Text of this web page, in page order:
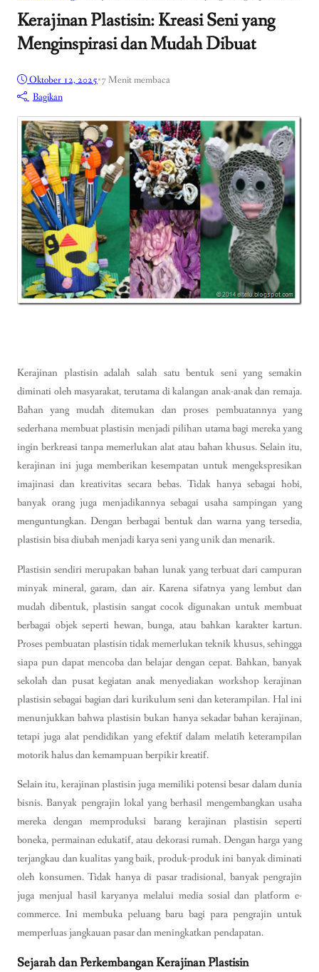
Kerajinan Plastisin: Kreasi Seni yang
Menginspirasi dan Mudah Dibuat
Oktober 12, 2025•7 Menit membaca
Bagikan
Kerajinan plastisin adalah salah satu bentuk seni yang semakin
diminati oleh masyarakat, terutama di kalangan anak-anak dan remaja.
Bahan yang mudah ditemukan dan proses pembuatannya yang
sederhana membuat plastisin menjadi pilihan utama bagi mereka yang
ingin berkreasi tanpa memerlukan alat atau bahan khusus. Selain itu,
kerajinan ini juga memberikan kesempatan untuk mengekspresikan
imajinasi dan kreativitas secara bebas. Tidak hanya sebagai hobi,
banyak orang juga menjadikannya sebagai usaha sampingan yang
menguntungkan. Dengan berbagai bentuk dan warna yang tersedia,
plastisin bisa diubah menjadi karya seni yang unik dan menarik.
Plastisin sendiri merupakan bahan lunak yang terbuat dari campuran
minyak mineral, garam, dan air. Karena sifatnya yang lembut dan
mudah dibentuk, plastisin sangat cocok digunakan untuk membuat
berbagai objek seperti hewan, bunga, atau bahkan karakter kartun.
Proses pembuatan plastisin tidak memerlukan teknik khusus, sehingga
siapa pun dapat mencoba dan belajar dengan cepat. Bahkan, banyak
sekolah dan pusat kegiatan anak menyediakan workshop kerajinan
plastisin sebagai bagian dari kurikulum seni dan keterampilan. Hal ini
menunjukkan bahwa plastisin bukan hanya sekadar bahan kerajinan,
tetapi juga alat pendidikan yang efektif dalam melatih keterampilan
motorik halus dan kemampuan berpikir kreatif.
Selain itu, kerajinan plastisin juga memiliki potensi besar dalam dunia
bisnis. Banyak pengrajin lokal yang berhasil mengembangkan usaha
mereka dengan memproduksi barang kerajinan plastisin seperti
boneka, permainan edukatif, atau dekorasi rumah. Dengan harga yang
terjangkau dan kualitas yang baik, produk-produk ini banyak diminati
oleh konsumen. Tidak hanya di pasar tradisional, banyak pengrajin
juga menjual hasil karyanya melalui media sosial dan platform e-
commerce. Ini membuka peluang baru bagi para pengrajin untuk
memperluas jangkauan pasar dan meningkatkan pendapatan.
Sejarah dan Perkembangan Kerajinan Plastisin